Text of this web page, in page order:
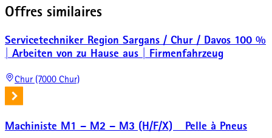
Offres similaires
Servicetechniker Region Sargans / Chur / Davos 100 %
| Arbeiten von zu Hause aus | Firmenfahrzeug
Chur (7000 Chur)
Machiniste M1 – M2 – M3 (H/F/X) _ Pelle à Pneus